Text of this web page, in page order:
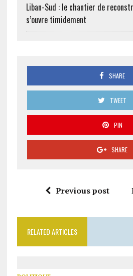
Liban-Sud : le chantier de
s’ouvre timidement
SHARE
TWEET
PIN
SHARE
Previous post
RELATED ARTICLES